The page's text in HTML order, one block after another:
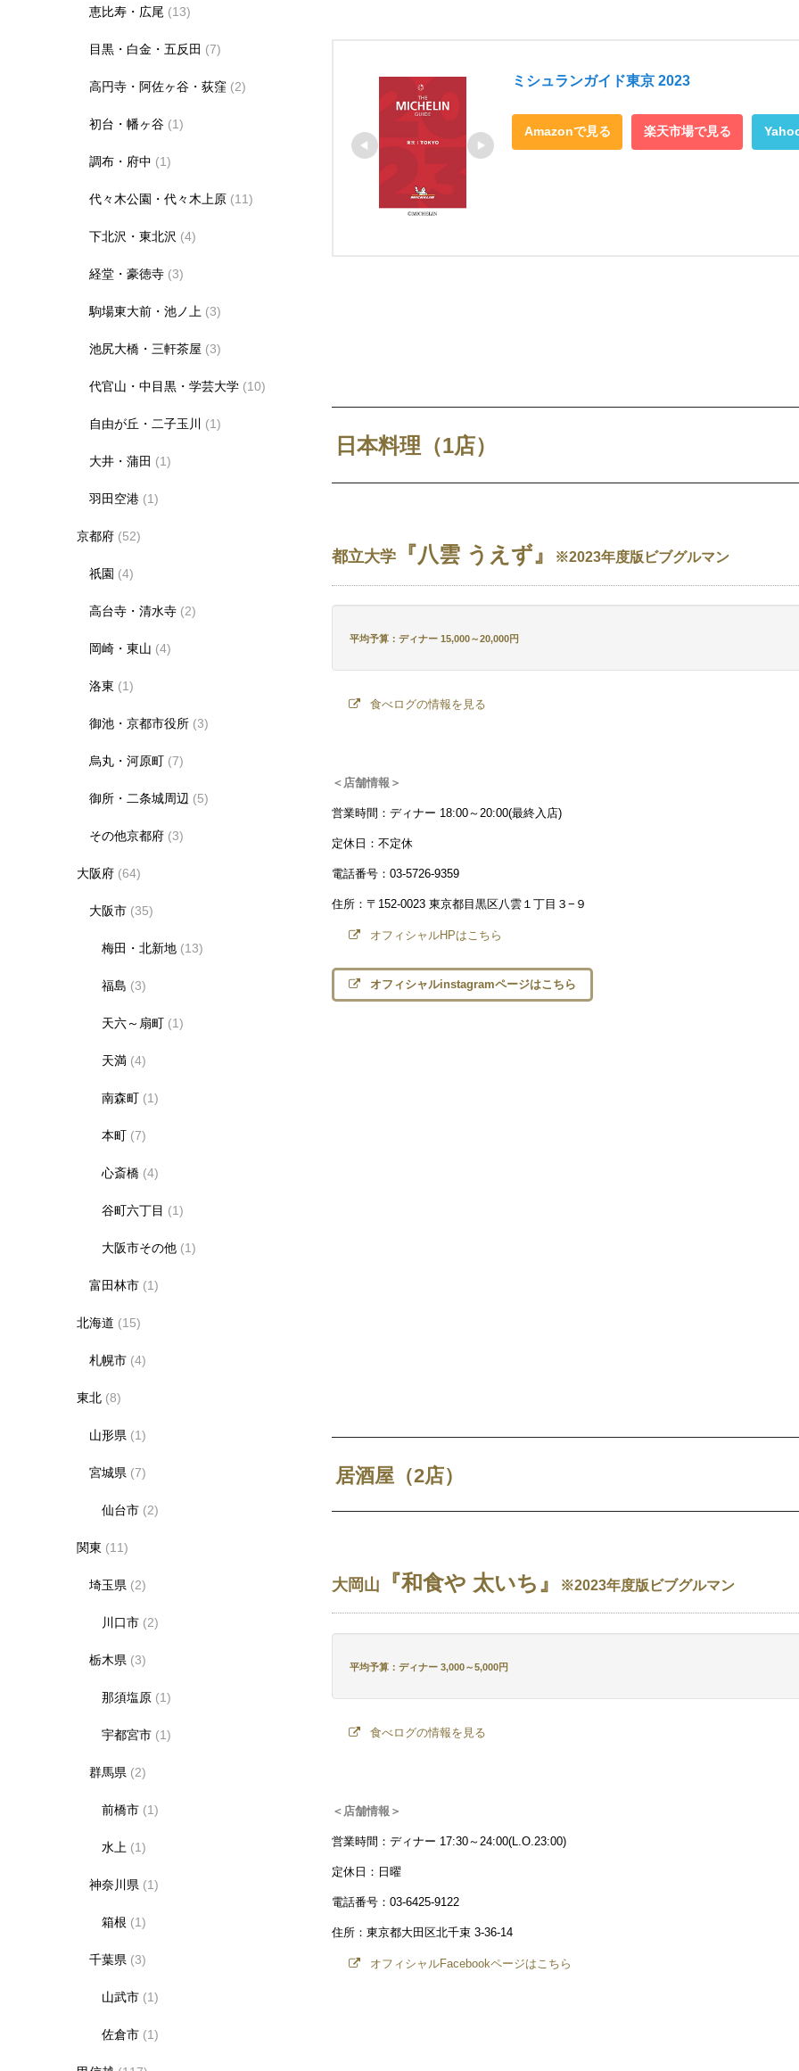
ミシュランガイド東京 2023
Amazonで見る 楽天市場で見る
日本料理（1店）
都立大学 『八雲 うえず』 ※2023年度版ビブグルマン
平均予算：ディナー 15,000～20,000円
食べログの情報を見る
＜店舗情報＞
営業時間：ディナー 18:00～20:00(最終入店)
定休日：不定休
電話番号：03-5726-9359
住所：〒152-0023 東京都目黒区八雲１丁目３−９
オフィシャルHPはこちら
オフィシャルinstagramページはこちら
居酒屋（2店）
大岡山 『和食や 太いち』 ※2023年度版ビブグルマン
平均予算：ディナー 3,000～5,000円
食べログの情報を見る
＜店舗情報＞
営業時間：ディナー 17:30～24:00(L.O.23:00)
定休日：日曜
電話番号：03-6425-9122
住所：東京都大田区北千束 3-36-14
オフィシャルFacebookページはこちら
恵比寿・広尾 (13)
目黒・白金・五反田 (7)
高円寺・阿佐ヶ谷・荻窪 (2)
初台・幡ヶ谷 (1)
調布・府中 (1)
代々木公園・代々木上原 (11)
下北沢・東北沢 (4)
経堂・豪徳寺 (3)
駒場東大前・池ノ上 (3)
池尻大橋・三軒茶屋 (3)
代官山・中目黒・学芸大学 (10)
自由が丘・二子玉川 (1)
大井・蒲田 (1)
羽田空港 (1)
京都府 (52)
祇園 (4)
高台寺・清水寺 (2)
岡崎・東山 (4)
洛東 (1)
御池・京都市役所 (3)
烏丸・河原町 (7)
御所・二条城周辺 (5)
その他京都府 (3)
大阪府 (64)
大阪市 (35)
梅田・北新地 (13)
福島 (3)
天六～扇町 (1)
天満 (4)
南森町 (1)
本町 (7)
心斎橋 (4)
谷町六丁目 (1)
大阪市その他 (1)
富田林市 (1)
北海道 (15)
札幌市 (4)
東北 (8)
山形県 (1)
宮城県 (7)
仙台市 (2)
関東 (11)
埼玉県 (2)
川口市 (2)
栃木県 (3)
那須塩原 (1)
宇都宮市 (1)
群馬県 (2)
前橋市 (1)
水上 (1)
神奈川県 (1)
箱根 (1)
千葉県 (3)
山武市 (1)
佐倉市 (1)